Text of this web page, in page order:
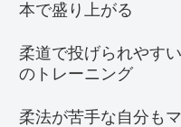
本で盛り上がる
柔道で投げられやす
のトレーニング
柔法が苦手な自分も